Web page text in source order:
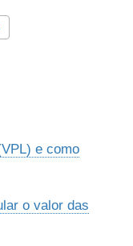
procuro
e como
o valor das